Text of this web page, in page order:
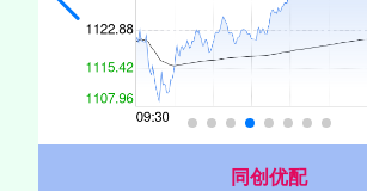
同创优配